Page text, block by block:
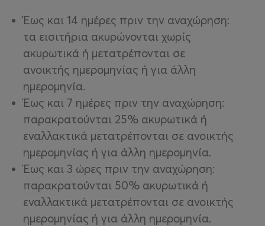
Έως και 14 ημέρες πριν την αναχώρηση:
τα εισιτήρια ακυρώνονται χωρίς
ακυρωτικά ή μετατρέπονται σε
ανοικτής ημερομηνίας ή για άλλη
ημερομηνία.
Έως και 7 ημέρες πριν την αναχώρηση:
παρακρατούνται 25% ακυρωτικά ή
εναλλακτικά μετατρέπονται σε ανοικτής
ημερομηνίας ή για άλλη ημερομηνία.
Έως και 3 ώρες πριν την αναχώρηση:
παρακρατούνται 50% ακυρωτικά ή
εναλλακτικά μετατρέπονται σε ανοικτής
ημερομηνίας ή για άλλη ημερομηνία.